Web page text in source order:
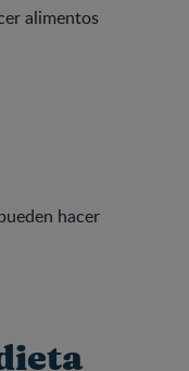
alimentos
hacer